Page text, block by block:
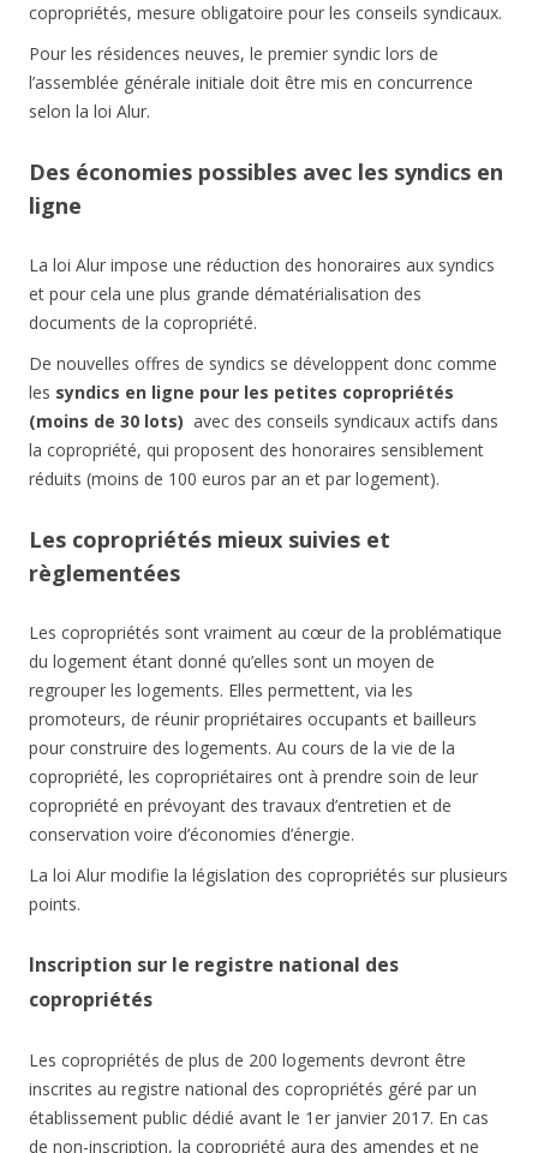
copropriétés, mesure obligatoire pour les conseils syndicaux.
Pour les résidences neuves, le premier syndic lors de
l’assemblée générale initiale doit être mis en concurrence
selon la loi Alur.
Des économies possibles avec les syndics en
ligne
La loi Alur impose une réduction des honoraires aux syndics
et pour cela une plus grande dématérialisation des
documents de la copropriété.
De nouvelles offres de syndics se développent donc comme
les syndics en ligne pour les petites copropriétés
(moins de 30 lots) avec des conseils syndicaux actifs dans
la copropriété, qui proposent des honoraires sensiblement
réduits (moins de 100 euros par an et par logement).
Les copropriétés mieux suivies et
règlementées
Les copropriétés sont vraiment au cœur de la problématique
du logement étant donné qu’elles sont un moyen de
regrouper les logements. Elles permettent, via les
promoteurs, de réunir propriétaires occupants et bailleurs
pour construire des logements. Au cours de la vie de la
copropriété, les copropriétaires ont à prendre soin de leur
copropriété en prévoyant des travaux d’entretien et de
conservation voire d’économies d’énergie.
La loi Alur modifie la législation des copropriétés sur plusieurs
points.
Inscription sur le registre national des
copropriétés
Les copropriétés de plus de 200 logements devront être
inscrites au registre national des copropriétés géré par un
établissement public dédié avant le 1er janvier 2017. En cas
de non-inscription, la copropriété aura des amendes et ne